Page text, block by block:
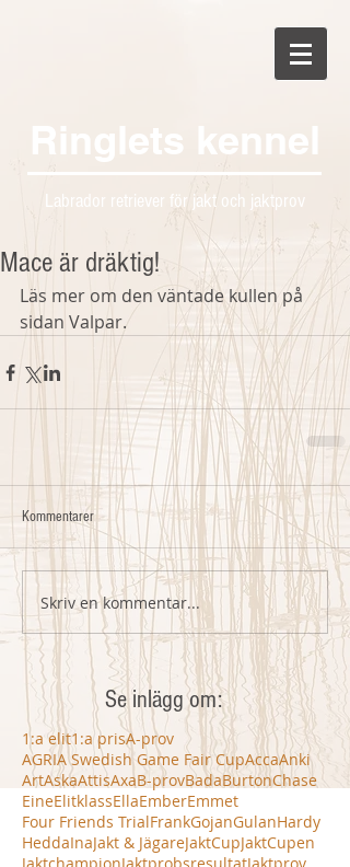
Ringlets kennel
Labrador retriever för jakt och jaktprov
Mace är dräktig!
Läs mer om den väntade kullen på
sidan Valpar.
Kommentarer
Skriv en kommentar...
Se inlägg om:
1:a elit1:a prisA-prov
AGRIA Swedish Game Fair CupAccaAnki
ArtAskaAttisAxaB-provBadaBurtonChase
EineElitklassEllaEmberEmmet
Four Friends TrialFrankGojanGulanHardy
HeddaInaJakt & JägareJaktCupJaktCupen